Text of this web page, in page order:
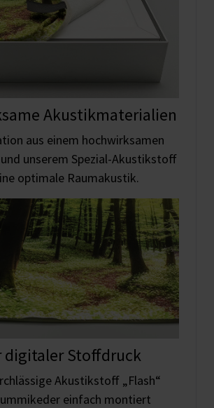
Akustikmaterialien
aus einem hochwirksamen
unserem Spezial-Akustikstoff
optimale Raumakustik.
digitaler Stoffdruck
Akustikstoff „Flash“
einfach montiert